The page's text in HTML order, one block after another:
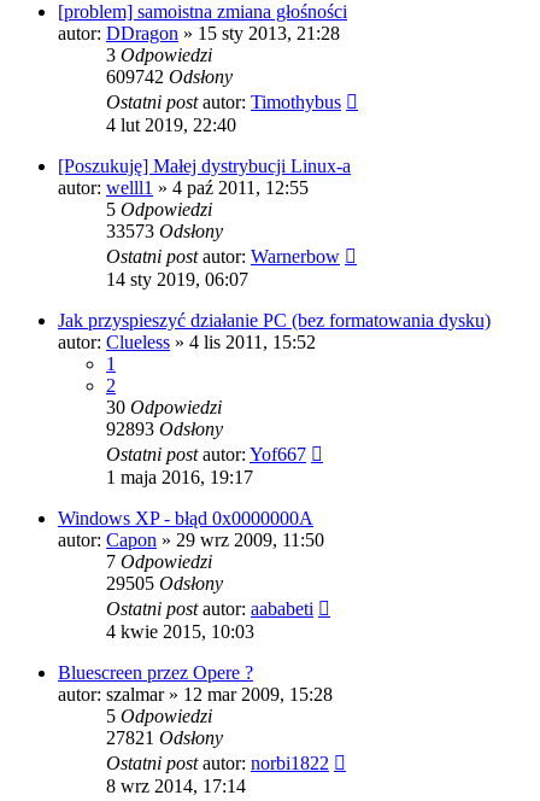
[problem] samoistna zmiana głośności
autor: DDragon » 15 sty 2013, 21:28
3 Odpowiedzi
609742 Odsłony
Ostatni postautor: Timothybus
4 lut 2019, 22:40
[Poszukuję] Małej dystrybucji Linux-a
autor: welll1 » 4 paź 2011, 12:55
5 Odpowiedzi
33573 Odsłony
Ostatni postautor: Warnerbow
14 sty 2019, 06:07
Jak przyspieszyć działanie PC (bez formatowania dysku)
autor: Clueless » 4 lis 2011, 15:52
1
2
30 Odpowiedzi
92893 Odsłony
Ostatni postautor: Yof667
1 maja 2016, 19:17
Windows XP - błąd 0x0000000A
autor: Capon » 29 wrz 2009, 11:50
7 Odpowiedzi
29505 Odsłony
Ostatni postautor: aababeti
4 kwie 2015, 10:03
Bluescreen przez Opere ?
autor: szalmar» 12 mar 2009, 15:28
5 Odpowiedzi
27821 Odsłony
Ostatni postautor: norbi1822
8 wrz 2014, 17:14